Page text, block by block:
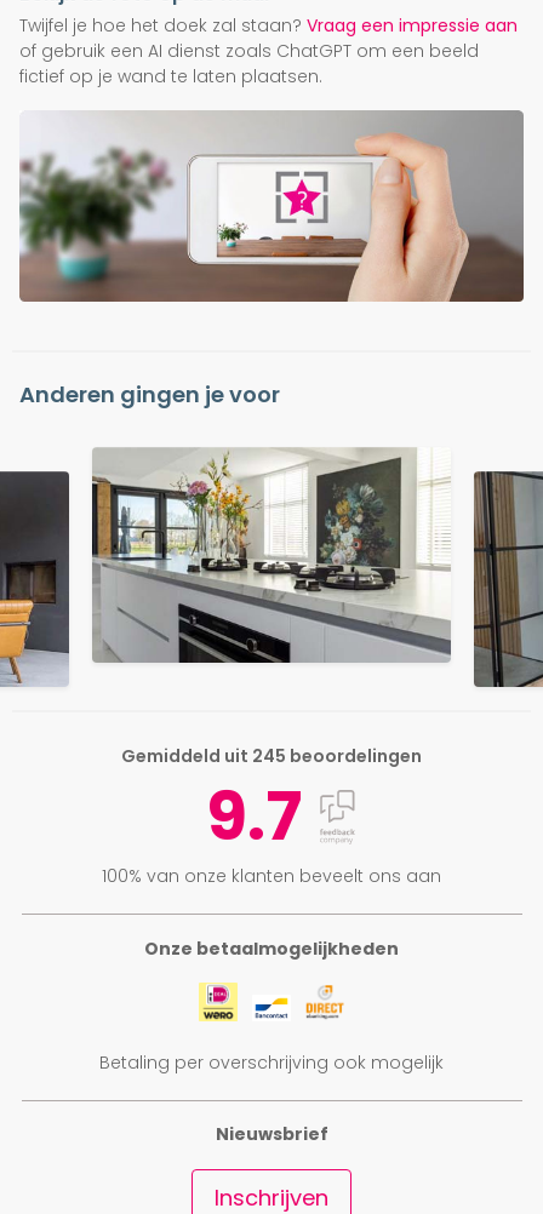
Twijfel je hoe het doek zal staan? Vraag een impressie aan
of gebruik een AI dienst zoals ChatGPT om een beeld
fictief op je wand te laten plaatsen.
Anderen gingen je voor
Onze betaalmogelijkheden
Betaling per overschrijving ook mogelijk
Gemiddeld uit 245 beoordelingen
9.7
100% van onze klanten beveelt ons aan
Nieuwsbrief
Inschrijven